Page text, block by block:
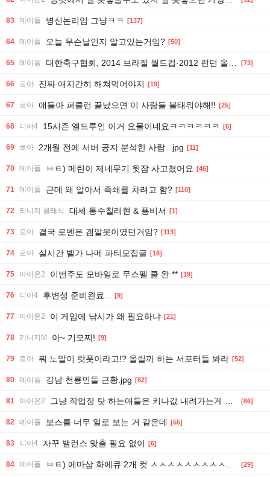
63 메이플 병신논리임 그냥ㅋㅋ [137]
64 메이플 오늘 무슨날인지 알고있는거임? [50]
65 메이플 대한축구협회, 2014 브라질 월드컵·2012 런던 올림픽 예선전 등 심판에 수차례 성접대 [73]
66 로아 진짜 애지간히 해쳐먹어야지 [19]
67 로아 얘들아 퍼클런 끝났으면 이 사람들 불태워야해!! [25]
68 디아4 15시즌 엘드루인 이거 요물이네요ㅋㅋㅋㅋㅋㅋ [6]
69 로아 2개월 전에 서버 공지 분석한 사람...jpg [11]
70 메이플 ㅂㅌ) 메린이 제네무기 윗잠 사고쳤어요 [46]
71 메이플 근데 왜 알아서 족쇄를 차려고 함? [110]
72 리니지 클래식 대세 통수칠래현 & 푱비서 [1]
73 로아 결국 로벤은 겜알못이였던거임? [113]
74 로아 실시간 벨가 나메 파티모집글 [18]
75 아이온2 이번주도 모바일로 무스펠 클 완 ** [19]
76 디아4 후변성 준비완료... [9]
77 아이온2 이 게임에 낚시가 왜 필요하냐 [21]
78 리니지M 아~ 기모찌! [9]
79 로아 뭐 노말이 랏폿이라고!? 올릴까 하는 서포터들 봐라 [52]
80 메이플 강남 천룡인들 근황.jpg [62]
81 아이온2 그냥 작업장 탓 하는애들은 키나값 내려가는게 꼬운거임. [86]
82 메이플 보스를 너무 일로 보는 거 같은데 [55]
83 디아4 자꾸 밸런스 맞출 필요 없이 [6]
84 메이플 ㅂㅌ) 에마삼 화에큐 2개 컷 ㅅㅅㅅㅅㅅㅅㅅㅅㅅㅅㅅㅅㅅㅅㅅㅅㅅㅅㅅ [29]